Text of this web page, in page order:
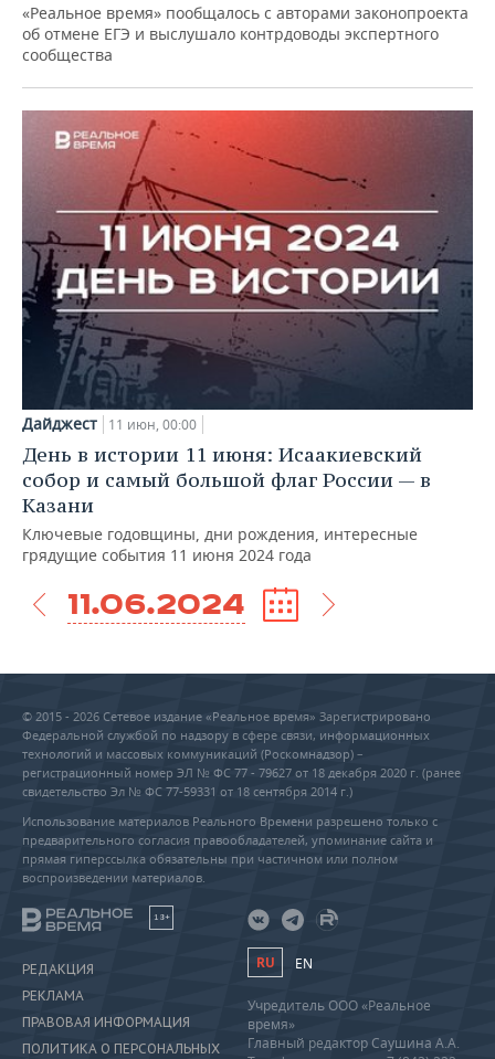
«Реальное время» пообщалось с авторами законопроекта
об отмене ЕГЭ и выслушало контрдоводы экспертного
сообщества
Дайджест 11 июн, 00:00
День в истории 11 июня: Исаакиевский
собор и самый большой флаг России — в
Казани
Ключевые годовщины, дни рождения, интересные
грядущие события 11 июня 2024 года
11.06.2024
© 2015 - 2026 Сетевое издание «Реальное время» Зарегистрировано
Федеральной службой по надзору в сфере связи, информационных
технологий и массовых коммуникаций (Роскомнадзор) –
регистрационный номер ЭЛ № ФС 77 - 79627 от 18 декабря 2020 г. (ранее
свидетельство Эл № ФС 77-59331 от 18 сентября 2014 г.)
Использование материалов Реального Времени разрешено только с
предварительного согласия правообладателей, упоминание сайта и
прямая гиперссылка обязательны при частичном или полном
воспроизведении материалов.
18+
РЕДАКЦИЯ
РЕКЛАМА
ПРАВОВАЯ ИНФОРМАЦИЯ
ПОЛИТИКА О ПЕРСОНАЛЬНЫХ
RU EN
Учредитель ООО «Реальное
время»
Главный редактор Саушина А.А.